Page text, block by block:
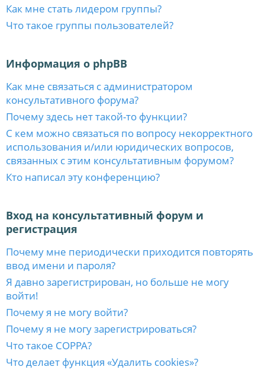
Как мне стать лидером группы?
Что такое группы пользователей?
Информация о phpBB
Как мне связаться с администратором
консультативного форума?
Почему здесь нет такой-то функции?
С кем можно связаться по вопросу некорректного
использования и/или юридических вопросов,
связанных с этим консультативным форумом?
Кто написал эту конференцию?
Вход на консультативный форум и
регистрация
Почему мне периодически приходится повторять
ввод имени и пароля?
Я давно зарегистрирован, но больше не могу
войти!
Почему я не могу войти?
Почему я не могу зарегистрироваться?
Что такое COPPA?
Что делает функция «Удалить cookies»?